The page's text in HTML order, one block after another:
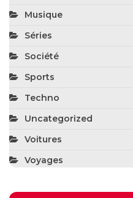
Musique
Séries
Société
Sports
Techno
Uncategorized
Voitures
Voyages